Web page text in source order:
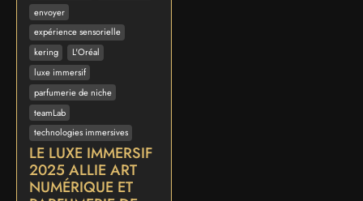
envoyer
expérience sensorielle
kering
L'Oréal
luxe immersif
parfumerie de niche
teamLab
technologies immersives
LE LUXE IMMERSIF
2025 ALLIE ART
NUMÉRIQUE ET